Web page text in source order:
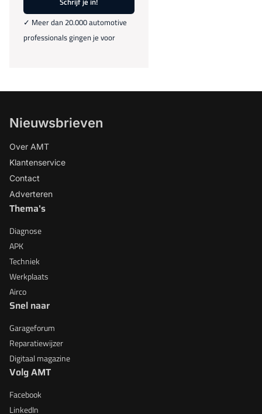
✓ Meer dan 20.000 automotive
professionals gingen je voor
Nieuwsbrieven
Over AMT
Klantenservice
Contact
Adverteren
Thema's
Diagnose
APK
Techniek
Werkplaats
Airco
Snel naar
Garageforum
Reparatiewijzer
Digitaal magazine
Volg AMT
Facebook
LinkedIn